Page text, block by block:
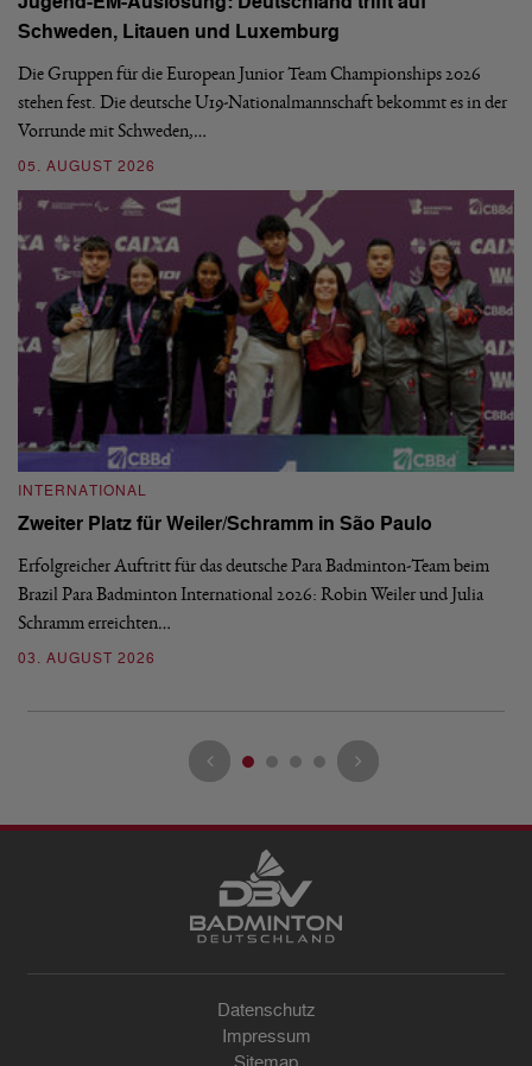
Schweden, Litauen und Luxemburg
Die Gruppen für die European Junior Team Championships 2026
stehen fest. Die deutsche U19-Nationalmannschaft bekommt es in der
Vorrunde mit Schweden,…
05. AUGUST 2026
INTERNATIONAL
Zweiter Platz für Weiler/Schramm in São Paulo
Erfolgreicher Auftritt für das deutsche Para Badminton-Team beim
Brazil Para Badminton International 2026: Robin Weiler und Julia
Schramm erreichten…
03. AUGUST 2026
Datenschutz
Impressum